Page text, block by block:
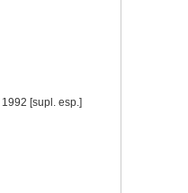
[supl. esp.]